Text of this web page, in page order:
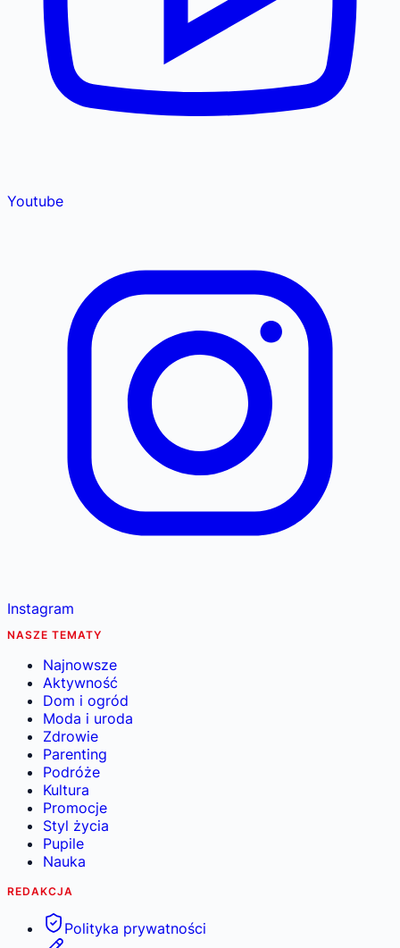
Youtube
Instagram
NASZE TEMATY
Najnowsze
Aktywność
Dom i ogród
Moda i uroda
Zdrowie
Parenting
Podróże
Kultura
Promocje
Styl życia
Pupile
Nauka
REDAKCJA
Polityka prywatności